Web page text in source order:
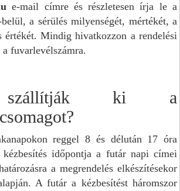
e-mail címre és részletesen írja le a
a sérülés milyenségét, mértékét, a
értékét. Mindig hivatkozzon a rendelési
fuvarlevélszámra.
ki a
reggel 8 és délután 17 óra
időpontja a futár napi címei
a megrendelés elkészítésekor
A futár a kézbesítést háromszor